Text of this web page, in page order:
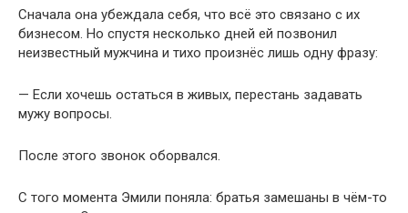
Сначала она убеждала себя, что всё это связано с их
бизнесом. Но спустя несколько дней ей позвонил
неизвестный мужчина и тихо произнёс лишь одну фразу:
— Если хочешь остаться в живых, перестань задавать
мужу вопросы.
После этого звонок оборвался.
С того момента Эмили поняла: братья замешаны в чём-то